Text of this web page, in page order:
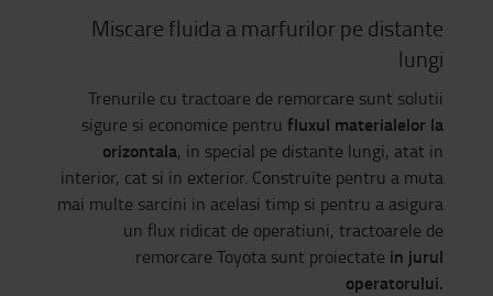
Miscare fluida a marfurilor pe distante
lungi
Trenurile cu tractoare de remorcare sunt solutii
sigure si economice pentru fluxul materialelor la
orizontala, in special pe distante lungi, atat in
interior, cat si in exterior. Construite pentru a muta
mai multe sarcini in acelasi timp si pentru a asigura
un flux ridicat de operatiuni, tractoarele de
remorcare Toyota sunt proiectate in jurul
operatorului.